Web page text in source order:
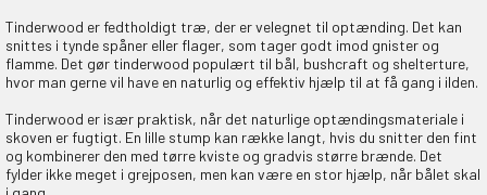
Tinderwood er fedtholdigt træ, der er velegnet til optænding. Det kan
snittes i tynde spåner eller flager, som tager godt imod gnister og
flamme. Det gør tinderwood populært til bål, bushcraft og shelterture,
hvor man gerne vil have en naturlig og effektiv hjælp til at få gang i ilden.
Tinderwood er især praktisk, når det naturlige optændingsmateriale i
skoven er fugtigt. En lille stump kan række langt, hvis du snitter den fint
og kombinerer den med tørre kviste og gradvis større brænde. Det
fylder ikke meget i grejposen, men kan være en stor hjælp, når bålet skal